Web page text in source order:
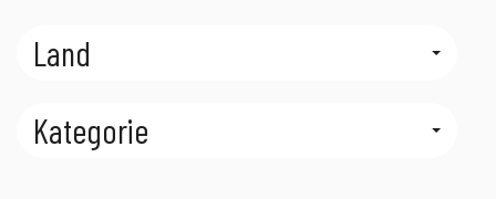
Land
Kategorie